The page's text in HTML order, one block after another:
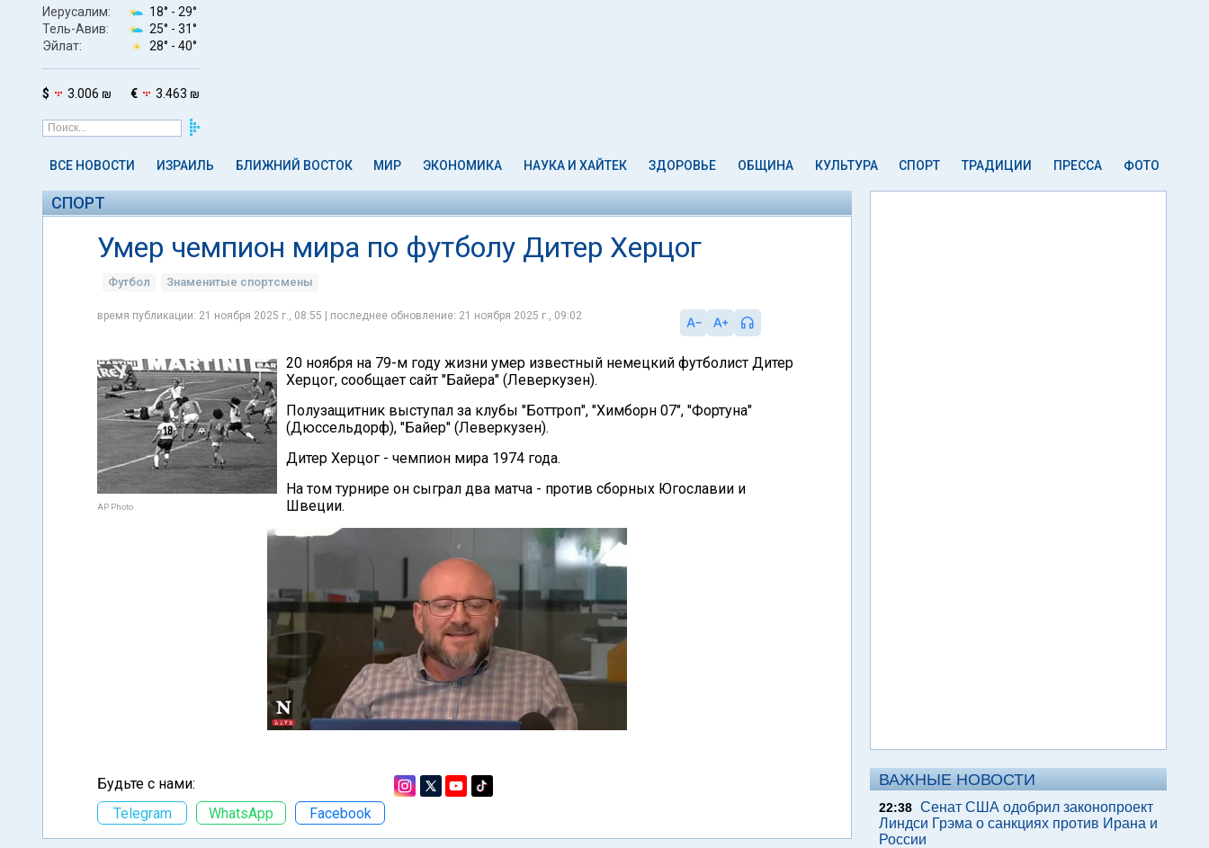
Иерусалим: 18° - 29°
Тель-Авив:
25° - 31°
Эйлат:
28° - 40°
$ 3.006 ₪ € 3.463 ₪
ВСЕ НОВОСТИ ИЗРАИЛЬ БЛИЖНИЙ ВОСТОК МИР ЭКОНОМИКА НАУКА И ХАЙТЕК ЗДОРОВЬЕ ОБЩИНА КУЛЬТУРА СПОРТ ТРАДИЦИИ ПРЕССА ФОТО
СПОРТ
Умер чемпион мира по футболу Дитер Херцог
Футбол Знаменитые спортсмены
время публикации: 21 ноября 2025 г., 08:55 | последнее обновление: 21 ноября 2025 г., 09:02
AP Photo
20 ноября на 79-м году жизни умер известный немецкий футболист Дитер
Херцог, сообщает сайт "Байера" (Леверкузен).
Полузащитник выступал за клубы "Боттроп", "Химборн 07", "Фортуна"
(Дюссельдорф), "Байер" (Леверкузен).
Дитер Херцог - чемпион мира 1974 года.
На том турнире он сыграл два матча - против сборных Югославии и
Швеции.
Будьте с нами:
Telegram
WhatsApp Facebook
ВАЖНЫЕ НОВОСТИ
22:38 Сенат США одобрил законопроект
Линдси Грэма о санкциях против Ирана и
России